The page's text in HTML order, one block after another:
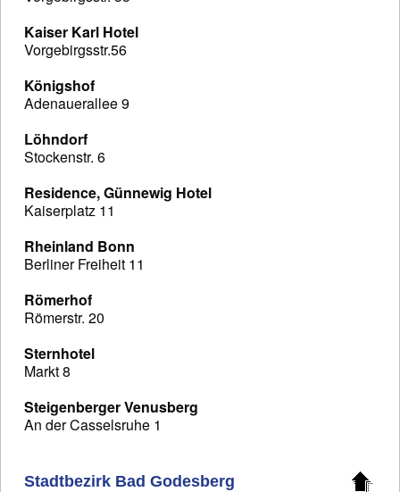
Kaiser Karl Hotel
Vorgebirgsstr.56
Königshof
Adenauerallee 9
Löhndorf
Stockenstr. 6
Residence, Günnewig Hotel
Kaiserplatz 11
Rheinland Bonn
Berliner Freiheit 11
Römerhof
Römerstr. 20
Sternhotel
Markt 8
Steigenberger Venusberg
An der Casselsruhe 1
Stadtbezirk Bad Godesberg